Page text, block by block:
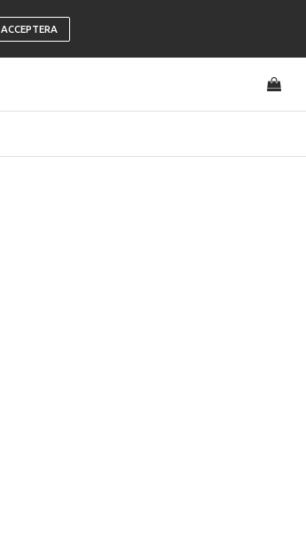
ACCEPTERA